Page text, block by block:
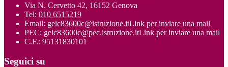
Via N. Cervetto 42, 16152 Genova
Tel: 010 6515219
Email: geic83600c@istruzione.itLink per inviare una mail
PEC: geic83600c@pec.istruzione.itLink per inviare una mail
C.F.: 95131830101
Seguici su